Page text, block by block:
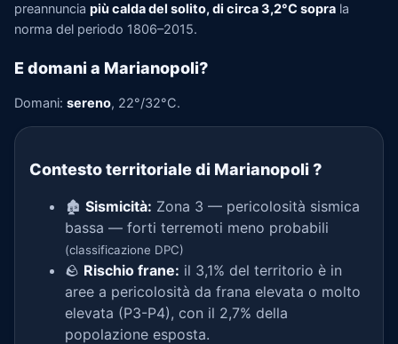
preannuncia più calda del solito, di circa 3,2°C sopra la
norma del periodo 1806–2015.
E domani a Marianopoli?
Domani: sereno, 22°/32°C.
Contesto territoriale di Marianopoli ?
🏚️ Sismicità: Zona 3 — pericolosità sismica
bassa — forti terremoti meno probabili
(classificazione DPC)
🪨 Rischio frane: il 3,1% del territorio è in
aree a pericolosità da frana elevata o molto
elevata (P3-P4), con il 2,7% della
popolazione esposta.